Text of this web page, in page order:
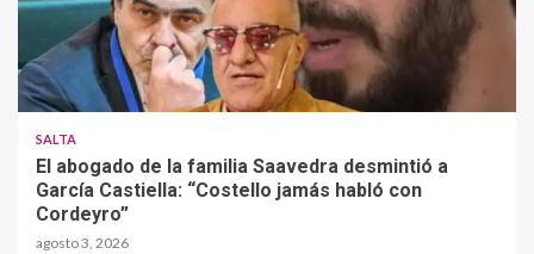
SALTA
El abogado de la familia Saavedra desmintió a
García Castiella: “Costello jamás habló con
Cordeyro”
agosto 3, 2026